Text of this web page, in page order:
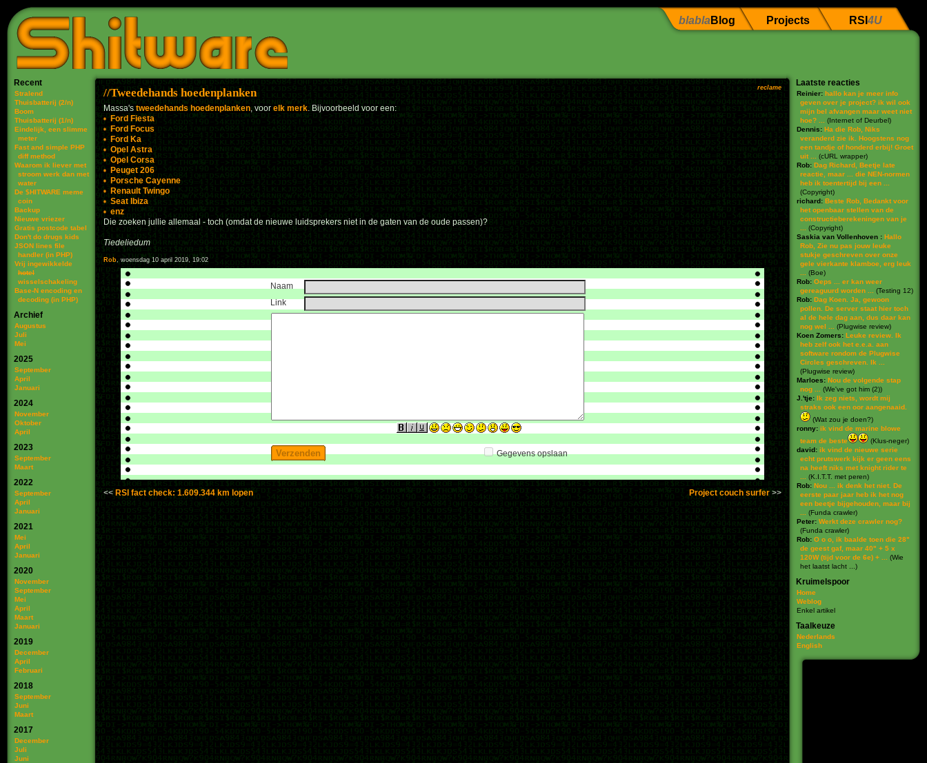
blabla Blog Projects RSI 4U
Recent
Stralend
Thuisbatterij (2/n)
Boom
Thuisbatterij (1/n)
Eindelijk, een slimme
meter
Fast and simple PHP
diff method
Waarom ik liever met
stroom werk dan met
water
De $HITWARE meme
coin
Backup
Nieuwe vriezer
Gratis postcode tabel
Don't do drugs kids
JSON lines file
handler (in PHP)
Vrij ingewikkelde
hotel
wisselschakeling
Base-N encoding en
decoding (in PHP)
Archief
Augustus
Juli
Mei
2025
September
April
Januari
2024
November
Oktober
April
2023
September
Maart
2022
September
April
Januari
2021
Mei
April
Januari
2020
November
September
Mei
April
Maart
Januari
2019
December
April
Februari
2018
September
Juni
Maart
2017
December
Juli
Juni
Tweedehands hoedenplanken reclame
Massa'stweedehands hoedenplanken, voor elk merk. Bijvoorbeeld voor een:
Ford Fiesta
Ford Focus
Ford Ka
Opel Astra
Opel Corsa
Peuget 206
Porsche Cayenne
Renault Twingo
Seat Ibiza
enz
Die zoeken jullie allemaal - toch (omdat de nieuwe luidsprekers niet in de gaten van de oude passen)?
Tiedeliedum
Rob, woensdag 10 april 2019, 19:02
Naam
Link
Gegevens opslaan
RSI fact check: 1.609.344 km lopen Project couch surfer
Laatste reacties
Reinier: hallo kan je meer info
geven over je project? ik wil ook
mijn bel afvangen maar weet niet
hoe? ...
(Internet of Deurbel)
Dennis: Ha die Rob, Niks
veranderd zie ik. Hoogstens nog
een tandje of honderd erbij! Groet
uit ...
(cURL wrapper)
Rob: Dag Richard, Beetje late
reactie, maar ... die NEN-normen
heb ik toentertijd bij een ...
(Copyright)
richard: Beste Rob, Bedankt voor
het openbaar stellen van de
constructieberekeningen van je
(Copyright)
Saskia van Vollenhoven : Hallo
Rob, Zie nu pas jouw leuke
stukje geschreven over onze
gele vierkante klamboe, erg leuk
(Boe)
Rob: Oeps ... er kan weer
gereaguurd worden ...
(Testing 12)
Rob: Dag Koen. Ja, gewoon
pollen. De server staat hier toch
al de hele dag aan, dus daar kan
nog wel ...
(Plugwise review)
Koen Zomers: Leuke review. Ik
heb zelf ook het e.e.a. aan
software rondom de Plugwise
Circles geschreven. Ik ...
(Plugwise review)
Marloes: Nou de volgende stap
nog ...
(We've got him (2))
J.'tje: Ik zeg niets, wordt mij
straks ook een oor aangenaaid.
(Wat zou je doen?)
ronny: ik vind de marine blowe
team de beste
(Klus-neger)
david: ik vind de nieuwe serie
echt prutswerk kijk er geen eens
na heeft niks met knight rider te
(K.I.T.T. met peren)
Rob: Nou ... ik denk het niet. De
eerste paar jaar heb ik het nog
een beetje bijgehouden, maar bij
(Funda crawler)
Peter: Werkt deze crawler nog?
(Funda crawler)
Rob: O o o, ik baalde toen die 28"
de geest gaf, maar 40" + 5 x
120W (tijd voor de 6e) + ...
(Wie
het laatst lacht ... )
Kruimelspoor
Home
Weblog
Enkel artikel
Taalkeuze
Nederlands
English